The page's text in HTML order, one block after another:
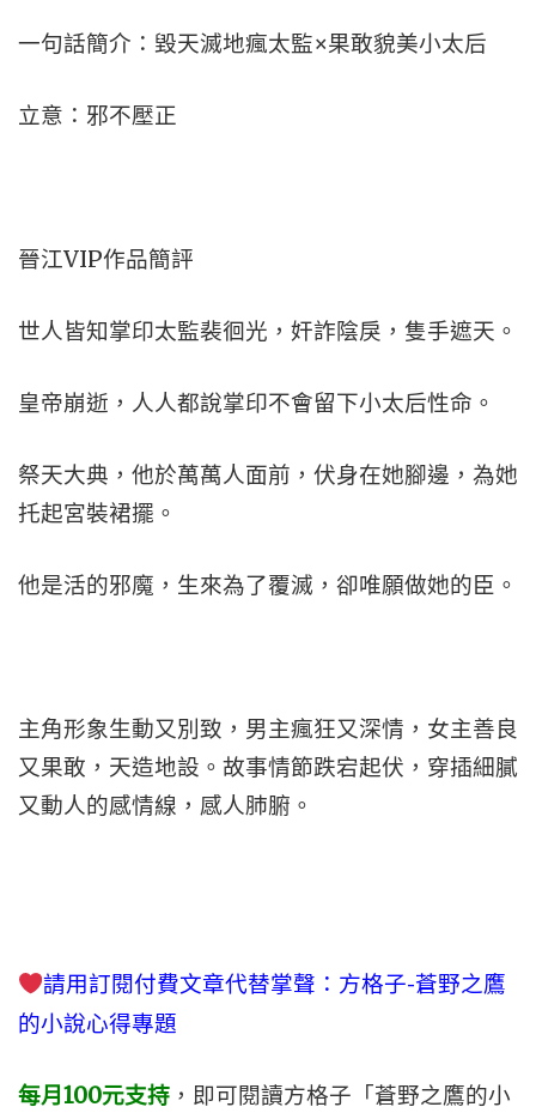
一句話簡介：毀天滅地瘋太監×果敢貌美小太后
立意：邪不壓正
晉江VIP作品簡評
世人皆知掌印太監裴徊光，奸詐陰戾，隻手遮天。
皇帝崩逝，人人都說掌印不會留下小太后性命。
祭天大典，他於萬萬人面前，伏身在她腳邊，為她
托起宮裝裙擺。
他是活的邪魔，生來為了覆滅，卻唯願做她的臣。
主角形象生動又別致，男主瘋狂又深情，女主善良
又果敢，天造地設。故事情節跌宕起伏，穿插細膩
又動人的感情線，感人肺腑。
請用訂閱付費文章代替掌聲 ：方格子-蒼野之鷹
的小說心得專題
每月100元支持 ，即可閱讀方格子「蒼野之鷹的小